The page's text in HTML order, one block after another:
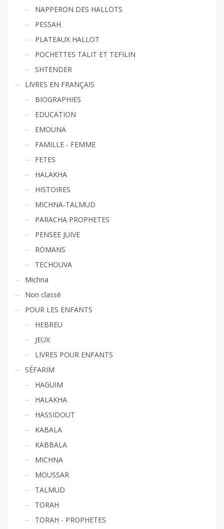
NAPPERON DES HALLOTS
PESSAH
PLATEAUX HALLOT
POCHETTES TALIT ET TEFILIN
SHTENDER
LIVRES EN FRANÇAIS
BIOGRAPHIES
EDUCATION
EMOUNA
FAMILLE - FEMME
FETES
HALAKHA
HISTOIRES
MICHNA-TALMUD
PARACHA PROPHETES
PENSEE JUIVE
ROMANS
TECHOUVA
Michna
Non classé
POUR LES ENFANTS
HEBREU
JEUX
LIVRES POUR ENFANTS
SÉFARIM
HAGUIM
HALAKHA
HASSIDOUT
KABALA
KABBALA
MICHNA
MOUSSAR
TALMUD
TORAH
TORAH - PROPHETES